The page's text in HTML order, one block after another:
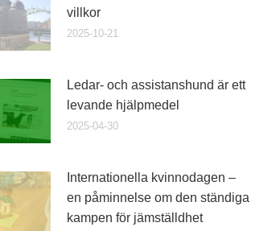
villkor
2025-10-21
Ledar- och assistanshund är ett
levande hjälpmedel
2025-04-30
Internationella kvinnodagen –
en påminnelse om den ständiga
kampen för jämställdhet